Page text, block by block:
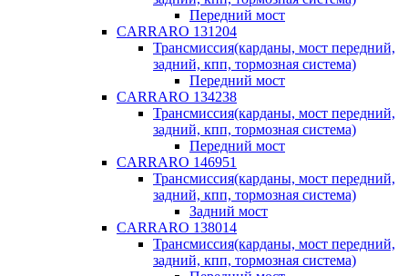
Передний мост
CARRARO 131204
Трансмиссия(карданы, мост передний,
задний, кпп, тормозная система)
Передний мост
CARRARO 134238
Трансмиссия(карданы, мост передний,
задний, кпп, тормозная система)
Передний мост
CARRARO 146951
Трансмиссия(карданы, мост передний,
задний, кпп, тормозная система)
Задний мост
CARRARO 138014
Трансмиссия(карданы, мост передний,
задний, кпп, тормозная система)